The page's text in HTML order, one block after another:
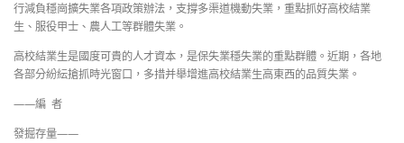
行減負穩崗擴失業各項政策辦法，支撐多渠道機動失業，重點抓好高校結業
生、服役甲士、農人工等群體失業。
高校結業生是國度可貴的人才資本，是保失業穩失業的重點群體。近期，各地
各部分紛紜搶抓時光窗口，多措并舉增進高校結業生高東西的品質失業。
——編 者
發掘存量——